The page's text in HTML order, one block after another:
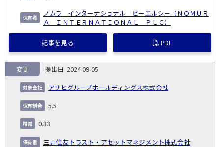
ノムラ インターナショナル ピーエルシー（ＮＯＭＵＲ
Ａ ＩＮＴＥＲＮＡＴＩＯＮＡＬ ＰＬＣ）
記事を見る PDF
2024-09-05
アサヒグループホールディングス株式会社
変更
5.5
0.33
三井住友トラスト・アセットマネジメント株式会社